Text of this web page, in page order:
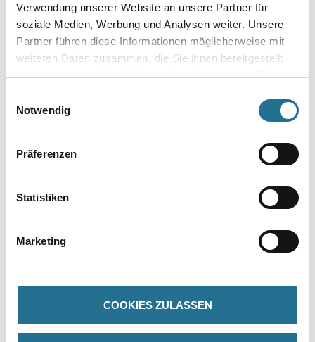
Verwendung unserer Website an unsere Partner für
soziale Medien, Werbung und Analysen weiter. Unsere
Partner führen diese Informationen möglicherweise mit
weiteren Daten zusammen, die Sie ihnen bereitgestellt
haben oder die sie im Rahmen Ihrer Nutzung der Dienste
Notwendig
Präferenzen
Statistiken
Marketing
COOKIES ZULASSEN
- Farblos und geruchsneutral
- AgBB-konform im Aufbau mit Stucco Decor Di Luce
Verarbeitungstemp./Luftfeuchte